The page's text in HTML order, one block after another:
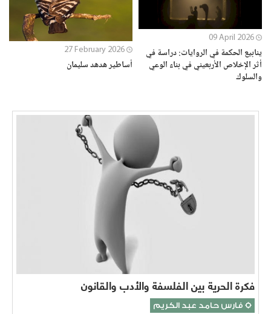
09 April 2026
ينابيع الحكمة في الروايات: دراسة في
أثر الإخلاص الأربعيني في بناء الوعي
والسلوك
27 February 2026
أساطير هدهد سليمان
فكرة الحرية بين الفلسفة والأدب والقانون
فارس حامد عبد الكريم